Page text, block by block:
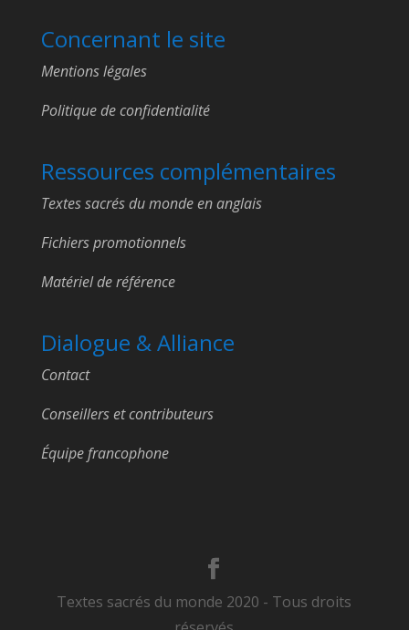
Concernant le site
Mentions légales
Politique de confidentialité
Ressources complémentaires
Textes sacrés du monde en anglais
Fichiers promotionnels
Matériel de référence
Dialogue & Alliance
Contact
Conseillers et contributeurs
Équipe francophone
Textes sacrés du monde 2020 - Tous droits